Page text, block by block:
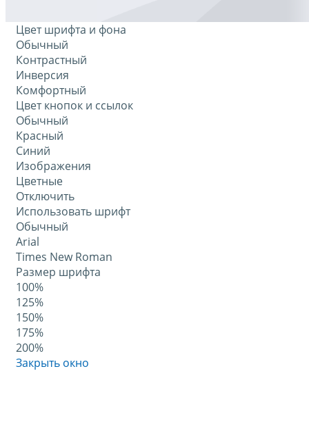
Цвет шрифта и фона
Обычный
Контрастный
Инверсия
Комфортный
Цвет кнопок и ссылок
Обычный
Красный
Синий
Изображения
Цветные
Отключить
Использовать шрифт
Обычный
Arial
Times New Roman
Размер шрифта
100%
125%
150%
175%
200%
Закрыть окно